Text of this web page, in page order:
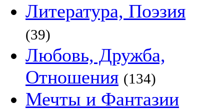
Литература, Поэзия
(39)
Любовь, Дружба,
Отношения (134)
Мечты и Фантазии